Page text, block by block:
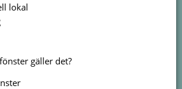
lokal
gäller det?